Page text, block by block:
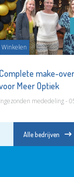
Winkelen
Complete make-
Meer Optiek
Ingezonden mededeling -
Alle bedrijven